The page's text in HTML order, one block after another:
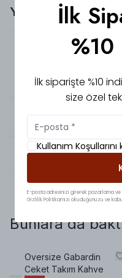
Yorumlar
5.0
Merhaba stoklar
5.0
5.0
Bunlara da
Oversize Gabardin
Ceket Takım Kahve
İlk
%10
İlk siparişte %10
size özel
Kullanım
E-posta adresinizi girerek pazarlama ve
Gizlilik Politikamızı okuduğunuzu ve